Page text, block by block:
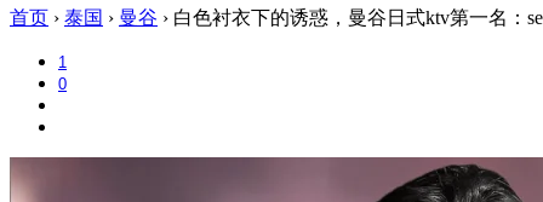
首页 › 泰国 › 曼谷 › 白色衬衣下的诱惑，曼谷日式ktv第一名：
1
0